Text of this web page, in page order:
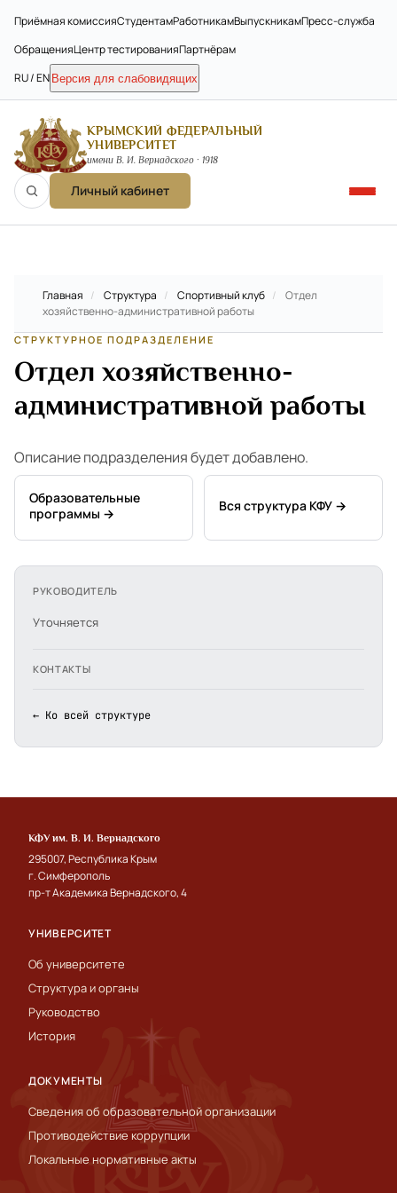
Приёмная комиссияСтудентамРаботникамВыпускникамПресс-служба
ОбращенияЦентр тестированияПартнёрам
RU / EN Версия для слабовидящих
КРЫМСКИЙ ФЕДЕРАЛЬНЫЙ
УНИВЕРСИТЕТ
имени В. И. Вернадского · 1918
Личный кабинет
Главная / Структура / Спортивный клуб /
Отдел
хозяйственно-административной работы
СТРУКТУРНОЕ ПОДРАЗДЕЛЕНИЕ
Отдел хозяйственно-
административной работы
Описание подразделения будет добавлено.
Образовательные
программы →
Вся структура КФУ →
РУКОВОДИТЕЛЬ
Уточняется
КОНТАКТЫ
← Ко всей структуре
КФУ им. В. И. Вернадского
295007, Республика Крым
г. Симферополь
пр-т Академика Вернадского, 4
УНИВЕРСИТЕТ
Об университете
Структура и органы
Руководство
История
ДОКУМЕНТЫ
Сведения об образовательной организации
Противодействие коррупции
Локальные нормативные акты